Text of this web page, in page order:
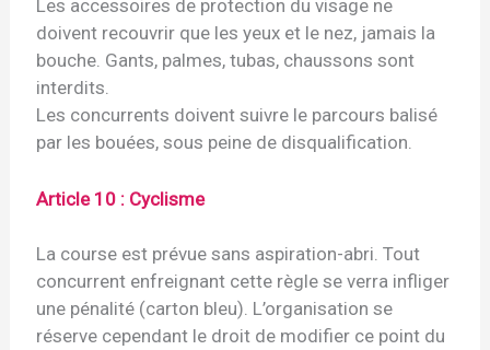
Les accessoires de protection du visage ne
doivent recouvrir que les yeux et le nez, jamais la
bouche. Gants, palmes, tubas, chaussons sont
interdits.
Les concurrents doivent suivre le parcours balisé
par les bouées, sous peine de disqualification.
Article 10 : Cyclisme
La course est prévue sans aspiration-abri. Tout
concurrent enfreignant cette règle se verra infliger
une pénalité (carton bleu). L’organisation se
réserve cependant le droit de modifier ce point du